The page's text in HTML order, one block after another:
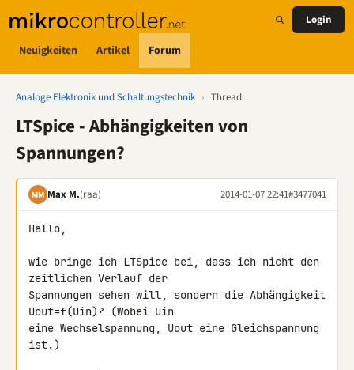
Neuigkeiten Artikel Forum
Login
Analoge Elektronik und Schaltungstechnik › Thread
LTSpice - Abhängigkeiten von
Spannungen?
MM Max M.(raa) 2014-01-07 22:41#3477041
Hallo,
wie bringe ich LTSpice bei, dass ich nicht den
zeitlichen Verlauf der
Spannungen sehen will, sondern die Abhängigkeit
Uout=f(Uin)? (Wobei Uin
eine Wechselspannung, Uout eine Gleichspannung
ist.)